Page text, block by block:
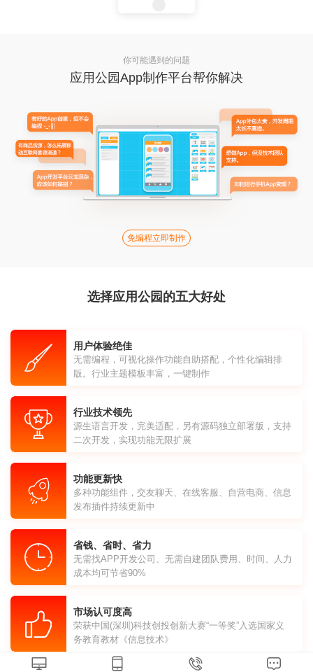
你可能遇到的问题
应用公园App制作平台帮你解决
免编程立即制作
选择应用公园的五大好处
用户体验绝佳
无需编程，可视化操作功能自助搭配，个性化编辑排
版。行业主题模板丰富，一键制作
行业技术领先
源生语言开发，完美适配，另有源码独立部署版，支持
二次开发，实现功能无限扩展
功能更新快
多种功能组件，交友聊天、在线客服、自营电商、信息
发布插件持续更新中
省钱、省时、省力
无需找APP开发公司、无需自建团队费用、时间、人力
成本均可节省90%
市场认可度高
荣获中国(深圳)科技创投创新大赛“一等奖”入选国家义
务教育教材《信息技术》